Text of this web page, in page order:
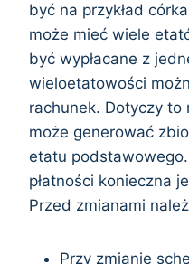
być na przykład
może mieć wiele
być wypłacane z
wieloetatowości
rachunek. Dotyczy to
może generować
etatu
płatności konieczna
Przed zmianami
Przy zmianie